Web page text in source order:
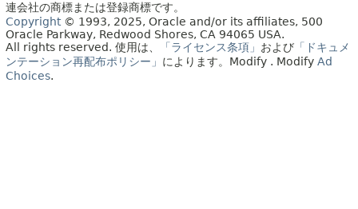
連会社の商標または登録商標です。
Copyright© 1993, 2025, Oracle and/or its affiliates, 500
Oracle Parkway, Redwood Shores, CA 94065 USA.
All rights reserved. 使用は、 「ライセンス条項」 および 「ドキュメ
ンテーション再配布ポリシー」 によります。 Modify . Modify Ad
Choices.